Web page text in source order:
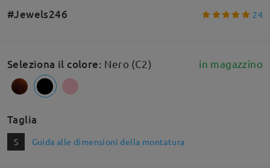
#Jewels246 24
Seleziona il colore: Nero (C2) in magazzino
Taglia
S Guida alle dimensioni della montatura